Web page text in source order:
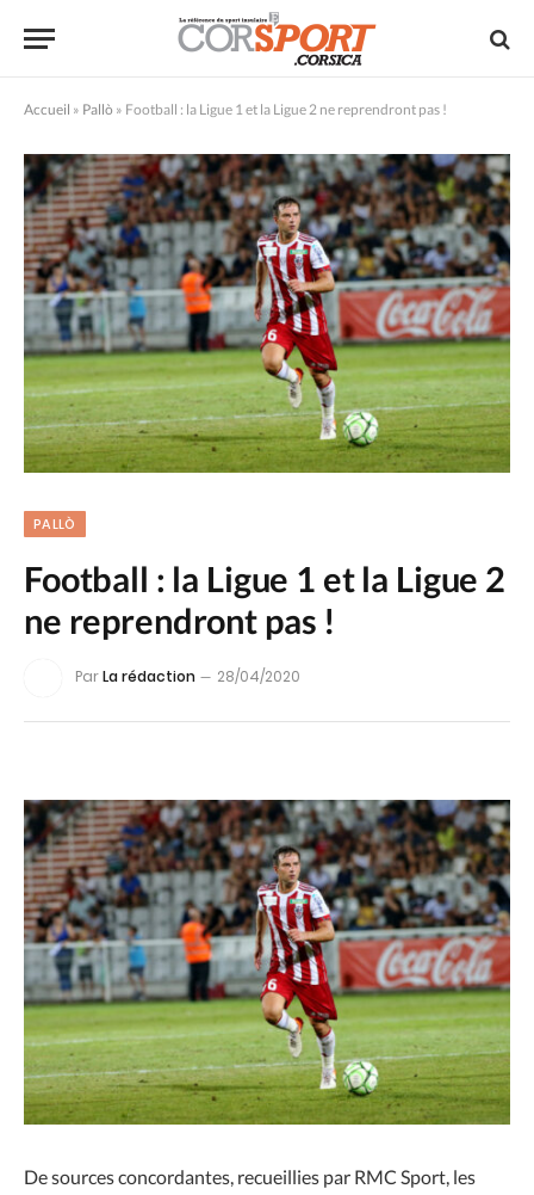
Accueil » Pallò » Football : la Ligue 1 et la Ligue 2 ne reprendront pas !
PALLÒ
Football : la Ligue 1 et la Ligue 2
ne reprendront pas !
ParLa rédaction 28/04/2020
De sources concordantes, recueillies par RMC Sport, les